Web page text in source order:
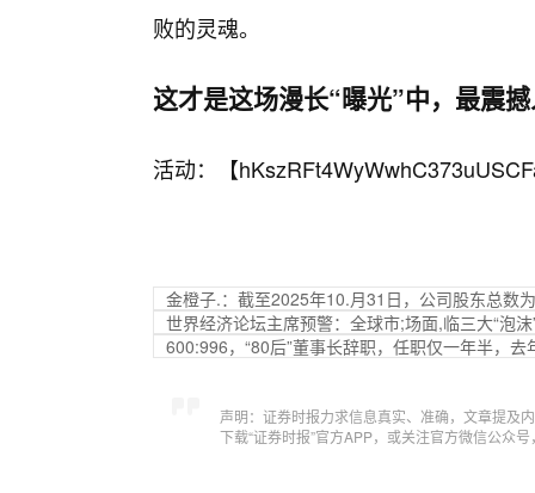
败的灵魂。
这才是这场漫长“曝光”中，最震
活动：【
金橙子.：截至2025年10.月31日，公司股东总数
世界经济论坛主席预警：全球市;场面,临三大“泡沫
600:996，“80后”董事长辞职，任职仅一年半，
声明：证券时报力求信息真实、准确，文章提及
下载“证券时报”官方APP，或关注官方微信公众